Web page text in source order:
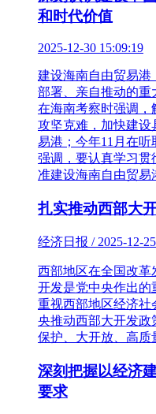
和时代价值
2025-12-30 15:09:19
建设海南自由贸易港
部署、亲自推动的重
在海南考察时强调，
攻坚克难，加快建设
易港；今年11月在
强调，要认真学习贯
准建设海南自由贸易
扎实推动西部大
经济日报 / 2025-12-25
西部地区在全国改革
开发是党中央作出的
重视西部地区经济社
央推动西部大开发政
保护、大开放、高质
深刻把握以经济
要求